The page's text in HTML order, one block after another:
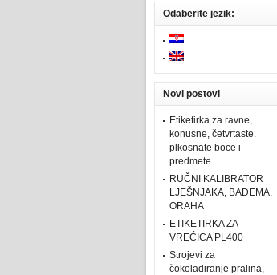
Odaberite jezik:
Novi postovi
Etiketirka za ravne,
konusne, četvrtaste.
plkosnate boce i
predmete
RUČNI KALIBRATOR
LJEŠNJAKA, BADEMA,
ORAHA
ETIKETIRKA ZA
VREĆICA PL400
Strojevi za
čokoladiranje pralina,